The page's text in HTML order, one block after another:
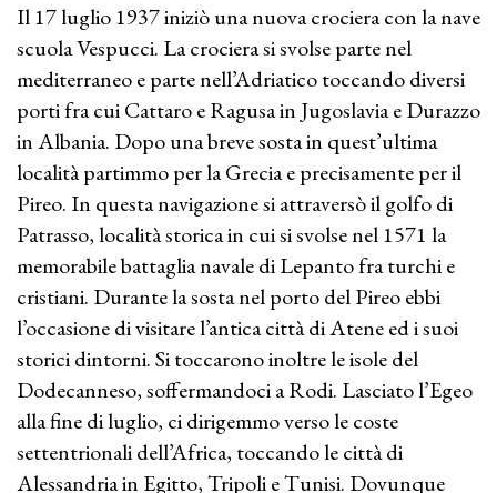
Il 17 luglio 1937 iniziò una nuova crociera con la nave
scuola Vespucci. La crociera si svolse parte nel
mediterraneo e parte nell’Adriatico toccando diversi
porti fra cui Cattaro e Ragusa in Jugoslavia e Durazzo
in Albania. Dopo una breve sosta in quest’ultima
località partimmo per la Grecia e precisamente per il
Pireo. In questa navigazione si attraversò il golfo di
Patrasso, località storica in cui si svolse nel 1571 la
memorabile battaglia navale di Lepanto fra turchi e
cristiani. Durante la sosta nel porto del Pireo ebbi
l’occasione di visitare l’antica città di Atene ed i suoi
storici dintorni. Si toccarono inoltre le isole del
Dodecanneso, soffermandoci a Rodi. Lasciato l’Egeo
alla fine di luglio, ci dirigemmo verso le coste
settentrionali dell’Africa, toccando le città di
Alessandria in Egitto, Tripoli e Tunisi. Dovunque